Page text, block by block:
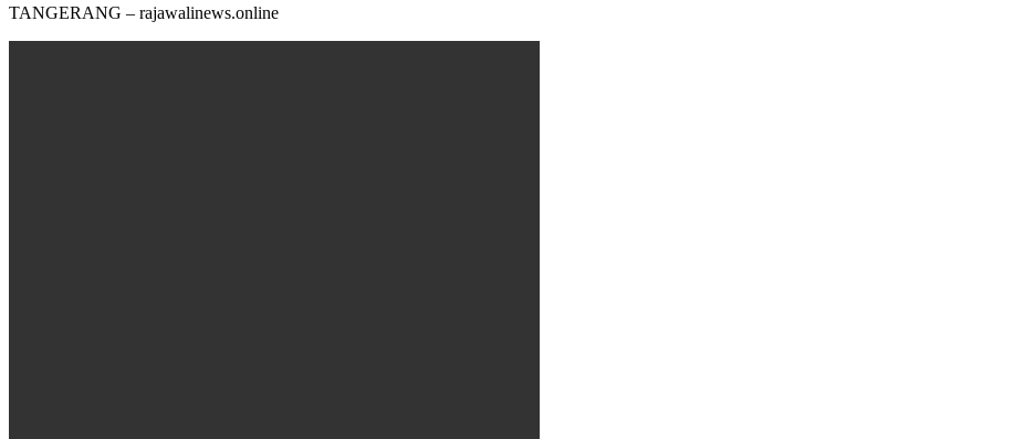
TANGERANG – rajawalinews.online